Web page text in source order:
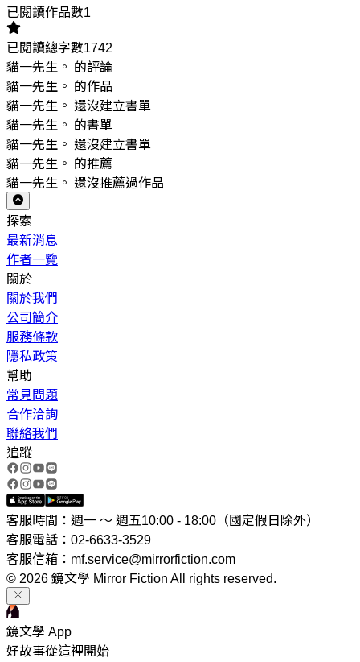
已閱讀作品數1
已閱讀總字數1742
貓一先生。 的評論
貓一先生。 的作品
貓一先生。 還沒建立書單
貓一先生。 的書單
貓一先生。 還沒建立書單
貓一先生。 的推薦
貓一先生。 還沒推薦過作品
探索
最新消息
作者一覽
關於
關於我們
公司簡介
服務條款
隱私政策
幫助
常見問題
合作洽詢
聯絡我們
追蹤
客服時間：週一 ～ 週五10:00 - 18:00（國定假日除外）
客服電話：02-6633-3529
客服信箱：mf.service@mirrorfiction.com
© 2026 鏡文學 Mirror Fiction All rights reserved.
鏡文學 App
好故事從這裡開始